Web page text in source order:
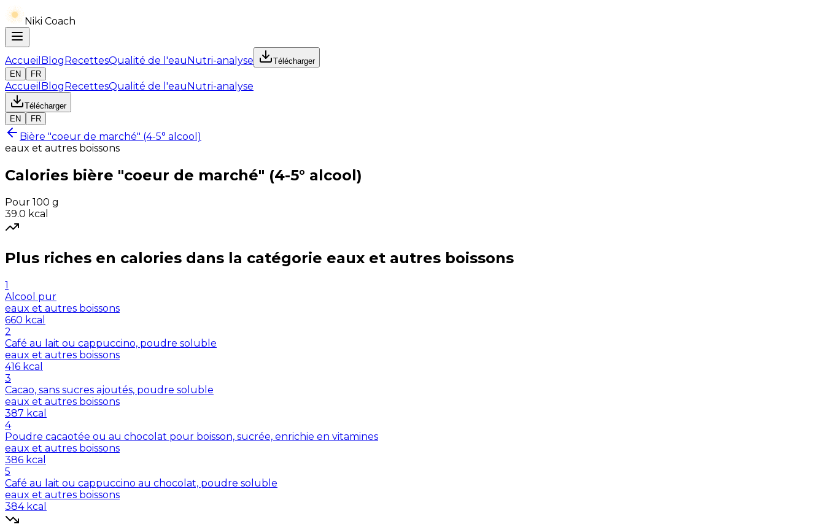
Niki Coach
Accueil BlogRecettesQualité de l'eauNutri-analyse
Télécharger
EN
FR
Accueil BlogRecettesQualité de l'eauNutri-analyse
Télécharger
EN
FR
Bière "coeur de marché" (4-5° alcool)
eaux et autres boissons
Calories bière "coeur de marché" (4-5° alcool)
Pour 100 g
39.0 kcal
Plus riches en calories dans la catégorie eaux et autres boissons
1
Alcool pur
eaux et autres boissons
660 kcal
2
Café au lait ou cappuccino, poudre soluble
eaux et autres boissons
416 kcal
3
Cacao, sans sucres ajoutés, poudre soluble
eaux et autres boissons
387 kcal
4
Poudre cacaotée ou au chocolat pour boisson, sucrée, enrichie en vitamines
eaux et autres boissons
386 kcal
5
Café au lait ou cappuccino au chocolat, poudre soluble
eaux et autres boissons
384 kcal